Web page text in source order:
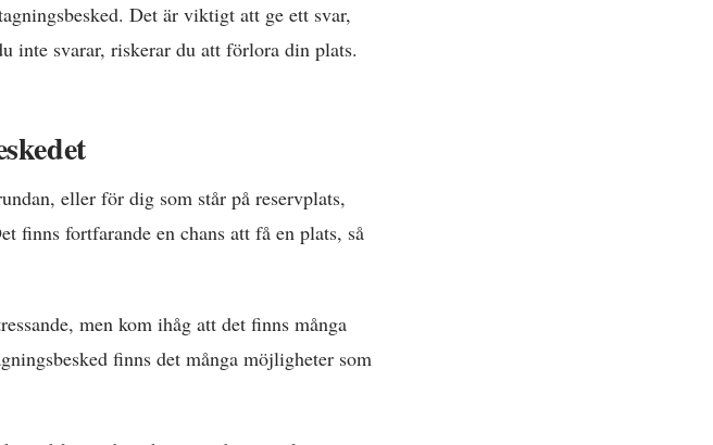
Det är viktigt att ge ett svar,
inte svarar, riskerar du att förlora din plats.
eller för dig som står på reservplats,
finns fortfarande en chans att få en plats, så
men kom ihåg att det finns många
finns det många möjligheter som